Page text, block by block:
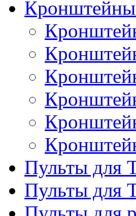
Кронштейны
Пульты для
Пульты для